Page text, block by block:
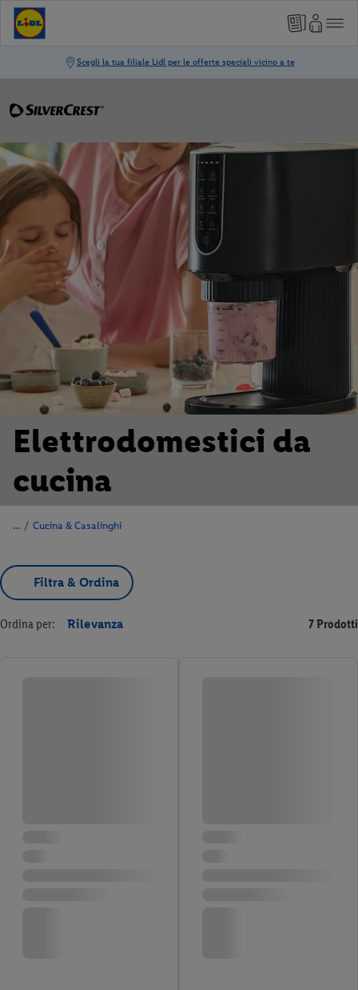
Elettrodomestici da
cucina
/ Cucina & Casalinghi
Filtra & Ordina
Ordina per: Rilevanza 7 Prodotti